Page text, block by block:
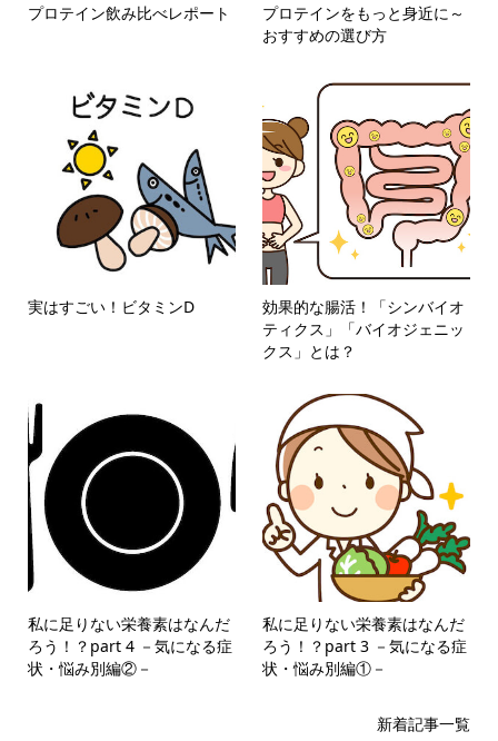
プロテイン飲み比べレポート
プロテインをもっと身近に～
おすすめの選び方
実はすごい！ビタミンD
効果的な腸活！「シンバイオ
ティクス」「バイオジェニッ
クス」とは？
私に足りない栄養素はなんだ
ろう！？part 4 －気になる症
状・悩み別編②－
私に足りない栄養素はなんだ
ろう！？part 3 －気になる症
状・悩み別編①－
新着記事一覧